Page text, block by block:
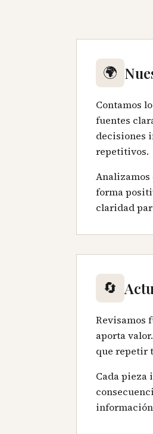
🌍
Contamos
fuentes
decisiones
repetitivos.
Analizamos
forma
claridad
🔄
Revisamos
aporta
que repetir
Cada pieza